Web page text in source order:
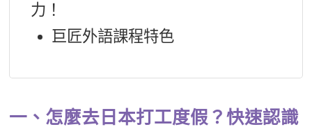
力！
巨匠外語課程特色
一、怎麼去日本打工度假？快速認識